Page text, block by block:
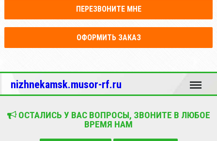
ПЕРЕЗВОНИТЕ МНЕ
ОФОРМИТЬ ЗАКАЗ
nizhnekamsk.musor-rf.ru Меню
ОСТАЛИСЬ У ВАС ВОПРОСЫ, ЗВОНИТЕ В ЛЮБОЕ
ВРЕМЯ НАМ